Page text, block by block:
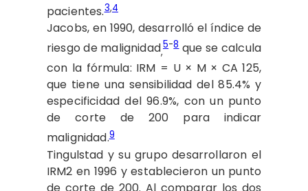
pacientes.3,4
Jacobs, en 1990, desarrolló el índice de
riesgo de malignidad,
5-8que se calcula
con la fórmula: IRM = U × M × CA 125,
que tiene una sensibilidad del 85.4% y
especificidad del 96.9%, con un punto
de corte de 200 para indicar
malignidad.9
Tingulstad y su grupo desarrollaron el
IRM2 en 1996 y establecieron un punto
de corte de 200. Al comparar los dos